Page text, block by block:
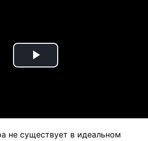
Play
не существует в идеальном